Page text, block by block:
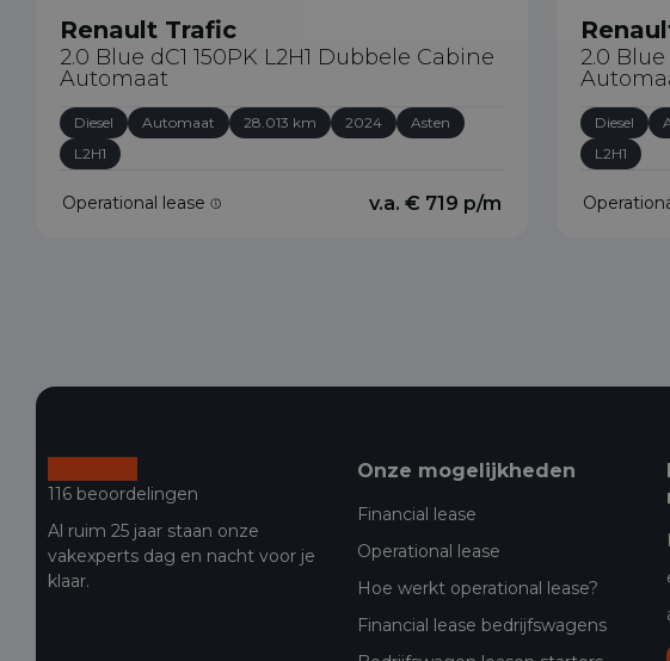
Renault Trafic
2.0 Blue dC1 150PK L2H1 Dubbele Cabine
Automaat
Diesel Automaat 28.013 km 2024
Asten
L2H1
Operational lease v.a. € 719 p/m
2.0
Diesel
L2H1
116 beoordelingen
Al ruim 25 jaar staan onze
vakexperts dag en nacht voor je
klaar.
Onze mogelijkheden
Financial lease
Operational lease
Hoe werkt operational lease?
Financial lease bedrijfswagens